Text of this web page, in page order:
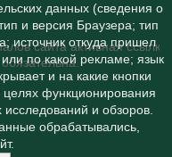
сайта активная ссылка
обязательна.
данных (сведения о
и версия Браузера; тип
источник откуда пришел
или по какой рекламе; язык
и на какие кнопки
целях функционирования
исследований и обзоров.
обрабатывались,